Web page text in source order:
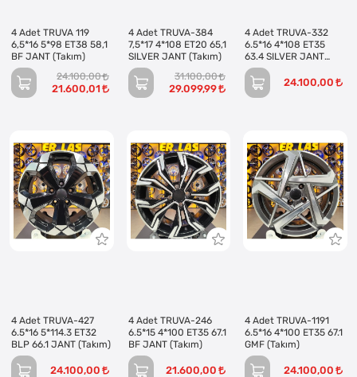
4 Adet TRUVA 119
6,5*16 5*98 ET38 58,1
BF JANT (Takım)
24.100,00
21.600,01
4 Adet TRUVA-384
7,5*17 4*108 ET20 65,1
SILVER JANT (Takım)
31.100,00
29.099,99
4 Adet TRUVA-332
6.5*16 4*108 ET35
63.4 SILVER JANT
(Takım)
24.100,00
4 Adet TRUVA-427
6.5*16 5*114.3 ET32
BLP 66.1 JANT (Takım)
24.100,00
4 Adet TRUVA-246
6.5*15 4*100 ET35 67.1
BF JANT (Takım)
21.600,00
4 Adet TRUVA-1191
6.5*16 4*100 ET35 67.1
GMF (Takım)
24.100,00